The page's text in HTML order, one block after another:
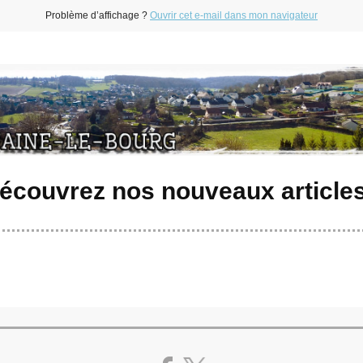
Problème d’affichage ? Ouvrir cet e-mail dans mon navigateur
nos nouveaux